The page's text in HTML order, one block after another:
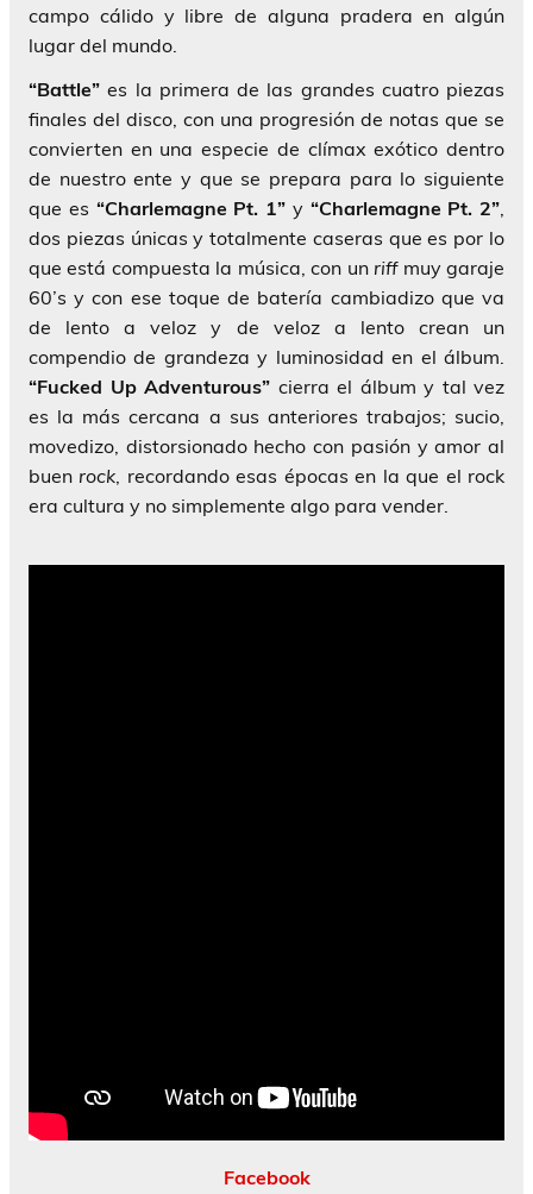
campo cálido y libre de alguna pradera en algún
lugar del mundo.
“Battle” es la primera de las grandes cuatro piezas
finales del disco, con una progresión de notas que se
convierten en una especie de clímax exótico dentro
de nuestro ente y que se prepara para lo siguiente
que es “Charlemagne Pt. 1” y “Charlemagne Pt. 2”,
dos piezas únicas y totalmente caseras que es por lo
que está compuesta la música, con un riffmuy garaje
60’s y con ese toque de batería cambiadizo que va
de lento a veloz y de veloz a lento crean un
compendio de grandeza y luminosidad en el álbum.
“Fucked Up Adventurous” cierra el álbum y tal vez
es la más cercana a sus anteriores trabajos; sucio,
movedizo, distorsionado hecho con pasión y amor al
buen rock, recordando esas épocas en la que el rock
era cultura y no simplemente algo para vender.
Facebook